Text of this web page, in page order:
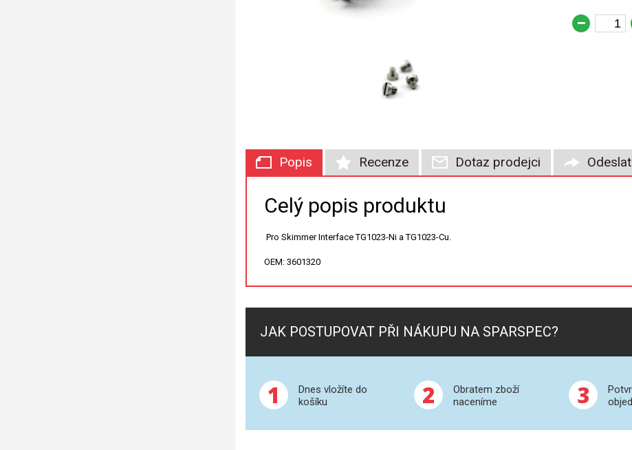
Popis Recenze Dotaz prodejci
Celý popis produktu
Pro Skimmer Interface TG1023-Ni a TG1023-Cu.
OEM: 3601320
JAK POSTUPOVAT PŘI NÁKUPU NA SPARSPEC?
1
Dnes vložíte do
košíku
2
Obratem zboží
naceníme
3